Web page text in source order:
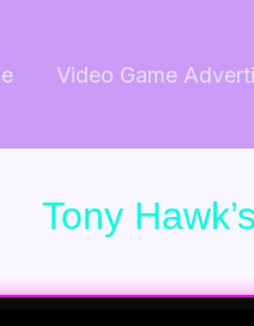
Video Game
Tony